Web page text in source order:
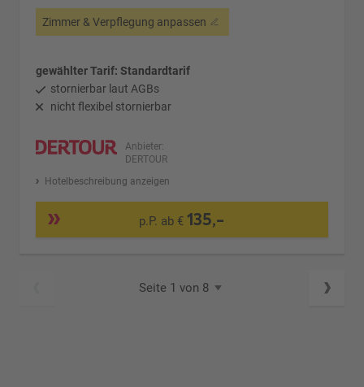
Zimmer & Verpflegung anpassen
gewählter Tarif: Standardtarif
stornierbar laut AGBs
nicht flexibel stornierbar
Anbieter:
DERTOUR
Hotelbeschreibung anzeigen
p.P. ab €135,-
Seite 1 von 8